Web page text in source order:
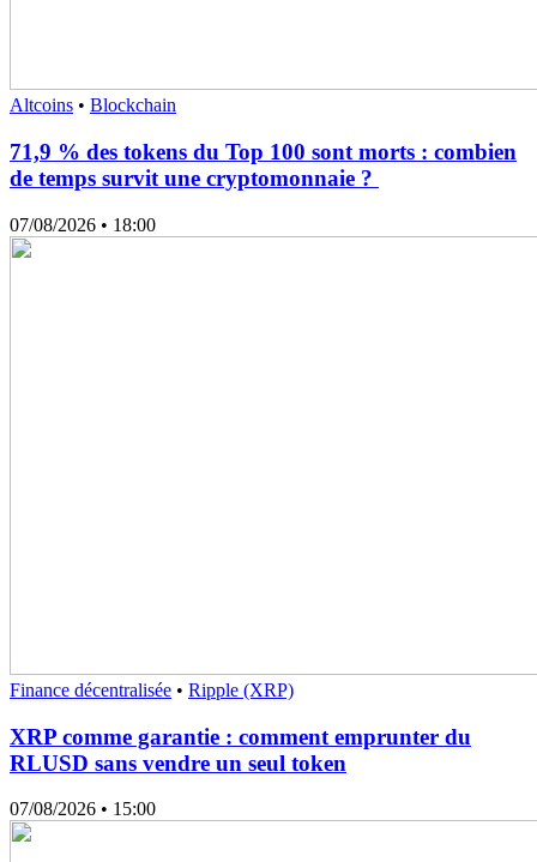
Altcoins • Blockchain
71,9 % des tokens du Top 100 sont morts : combien
de temps survit une cryptomonnaie ?
07/08/2026 • 18:00
Finance décentralisée • Ripple (XRP)
XRP comme garantie : comment emprunter du
RLUSD sans vendre un seul token
07/08/2026 • 15:00